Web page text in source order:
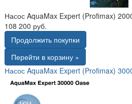
Насос AquaMax Expert (Profimax)
108 200 руб.
Продолжить покупки
Перейти в корзину »
Насос AquaMax Expert (Profimax)